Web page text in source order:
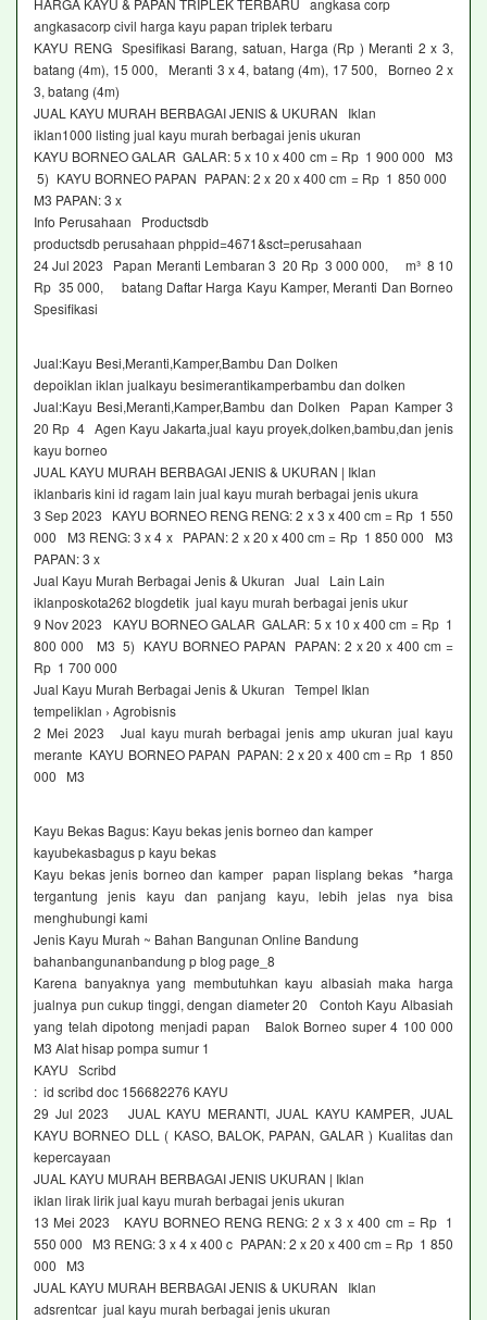
HARGA KAYU & PAPAN TRIPLEK TERBARU angkasa corp
angkasacorp civil harga kayu papan triplek terbaru
KAYU RENG Spesifikasi Barang, satuan, Harga (Rp ) Meranti 2 x 3,
batang (4m), 15 000, Meranti 3 x 4, batang (4m), 17 500, Borneo 2 x
3, batang (4m)
JUAL KAYU MURAH BERBAGAI JENIS & UKURAN Iklan
iklan1000 listing jual kayu murah berbagai jenis ukuran
KAYU BORNEO GALAR GALAR: 5 x 10 x 400 cm = Rp 1 900 000 M3
5) KAYU BORNEO PAPAN PAPAN: 2 x 20 x 400 cm = Rp 1 850 000
M3 PAPAN: 3 x
Info Perusahaan Productsdb
productsdb perusahaan phppid=4671&sct=perusahaan
24 Jul 2023 Papan Meranti Lembaran 3 20 Rp 3 000 000, m³ 8 10
Rp 35 000, batang Daftar Harga Kayu Kamper, Meranti Dan Borneo
Spesifikasi
Jual:Kayu Besi,Meranti,Kamper,Bambu Dan Dolken
depoiklan iklan jualkayu besimerantikamperbambu dan dolken
Jual:Kayu Besi,Meranti,Kamper,Bambu dan Dolken Papan Kamper 3
20 Rp 4 Agen Kayu Jakarta,jual kayu proyek,dolken,bambu,dan jenis
kayu borneo
JUAL KAYU MURAH BERBAGAI JENIS & UKURAN | Iklan
iklanbaris kini id ragam lain jual kayu murah berbagai jenis ukura
3 Sep 2023 KAYU BORNEO RENG RENG: 2 x 3 x 400 cm = Rp 1 550
000 M3 RENG: 3 x 4 x PAPAN: 2 x 20 x 400 cm = Rp 1 850 000 M3
PAPAN: 3 x
Jual Kayu Murah Berbagai Jenis & Ukuran Jual Lain Lain
iklanposkota262 blogdetik jual kayu murah berbagai jenis ukur
9 Nov 2023 KAYU BORNEO GALAR GALAR: 5 x 10 x 400 cm = Rp 1
800 000 M3 5) KAYU BORNEO PAPAN PAPAN: 2 x 20 x 400 cm =
Rp 1 700 000
Jual Kayu Murah Berbagai Jenis & Ukuran Tempel Iklan
tempeliklan › Agrobisnis
2 Mei 2023 Jual kayu murah berbagai jenis amp ukuran jual kayu
merante KAYU BORNEO PAPAN PAPAN: 2 x 20 x 400 cm = Rp 1 850
000 M3
Kayu Bekas Bagus: Kayu bekas jenis borneo dan kamper
kayubekasbagus p kayu bekas
Kayu bekas jenis borneo dan kamper papan lisplang bekas *harga
tergantung jenis kayu dan panjang kayu, lebih jelas nya bisa
menghubungi kami
Jenis Kayu Murah ~ Bahan Bangunan Online Bandung
bahanbangunanbandung p blog page_8
Karena banyaknya yang membutuhkan kayu albasiah maka harga
jualnya pun cukup tinggi, dengan diameter 20 Contoh Kayu Albasiah
yang telah dipotong menjadi papan Balok Borneo super 4 100 000
M3 Alat hisap pompa sumur 1
KAYU Scribd
: id scribd doc 156682276 KAYU
29 Jul 2023 JUAL KAYU MERANTI, JUAL KAYU KAMPER, JUAL
KAYU BORNEO DLL ( KASO, BALOK, PAPAN, GALAR ) Kualitas dan
kepercayaan
JUAL KAYU MURAH BERBAGAI JENIS UKURAN | Iklan
iklan lirak lirik jual kayu murah berbagai jenis ukuran
13 Mei 2023 KAYU BORNEO RENG RENG: 2 x 3 x 400 cm = Rp 1
550 000 M3 RENG: 3 x 4 x 400 c PAPAN: 2 x 20 x 400 cm = Rp 1 850
000 M3
JUAL KAYU MURAH BERBAGAI JENIS & UKURAN Iklan
adsrentcar jual kayu murah berbagai jenis ukuran